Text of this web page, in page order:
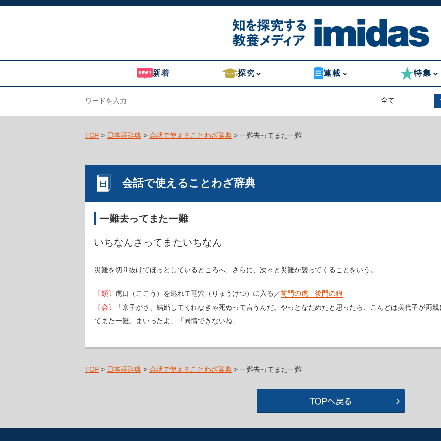
新着 探究 連載 特集
TOP > 日本語辞典 > 会話で使えることわざ辞典 > 一難去ってまた一難
会話で使えることわざ辞典
一難去ってまた一難
いちなんさってまたいちなん
災難を切り抜けてほっとしているところへ、さらに、次々と災難が襲ってくることをいう。
〔類〕 虎口（ここう）を逃れて竜穴（りゅうけつ）に入る／前門の虎 後門の狼
〔会〕
「京子がさ、結婚してくれなきゃ死ぬって言うんだ。やっとなだめたと思ったら、こんどは美代子が両
てまた一難。まいったよ」「同情できないね」
TOP > 日本語辞典 > 会話で使えることわざ辞典 > 一難去ってまた一難